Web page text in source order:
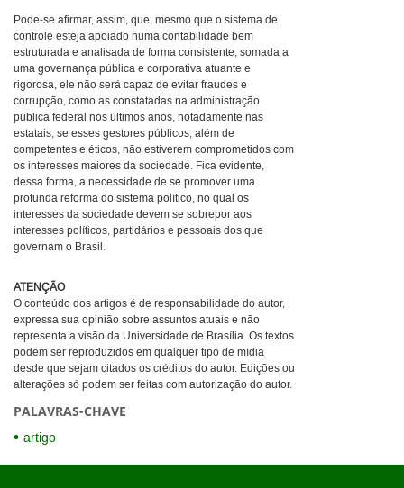
Pode-se afirmar, assim, que, mesmo que o sistema de
controle esteja apoiado numa contabilidade bem
estruturada e analisada de forma consistente, somada a
uma governança pública e corporativa atuante e
rigorosa, ele não será capaz de evitar fraudes e
corrupção, como as constatadas na administração
pública federal nos últimos anos, notadamente nas
estatais, se esses gestores públicos, além de
competentes e éticos, não estiverem comprometidos com
os interesses maiores da sociedade. Fica evidente,
dessa forma, a necessidade de se promover uma
profunda reforma do sistema político, no qual os
interesses da sociedade devem se sobrepor aos
interesses políticos, partidários e pessoais dos que
governam o Brasil.
ATENÇÃO
O conteúdo dos artigos é de responsabilidade do autor,
expressa sua opinião sobre assuntos atuais e não
representa a visão da Universidade de Brasília. Os textos
podem ser reproduzidos em qualquer tipo de mídia
desde que sejam citados os créditos do autor. Edições ou
alterações só podem ser feitas com autorização do autor.
PALAVRAS-CHAVE
artigo